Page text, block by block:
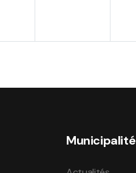
Municipalité